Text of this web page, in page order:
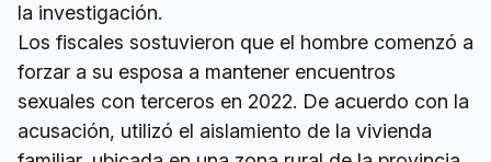
la investigación.
Los fiscales sostuvieron que el hombre comenzó a
forzar a su esposa a mantener encuentros
sexuales con terceros en 2022. De acuerdo con la
acusación, utilizó el aislamiento de la vivienda